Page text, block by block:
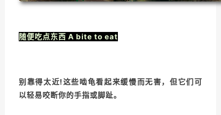
随便吃点东西 A bite to eat
别靠得太近!这些啮龟看起来缓慢而无害，但它们可
以轻易咬断你的手指或脚趾。